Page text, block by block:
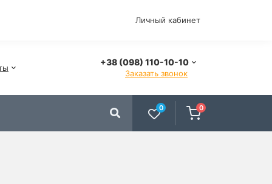
Личный кабинет
+38 (098) 110-10-10
Заказать звонок
0 0